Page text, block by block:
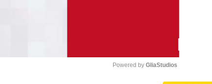
Powered by GliaStudios